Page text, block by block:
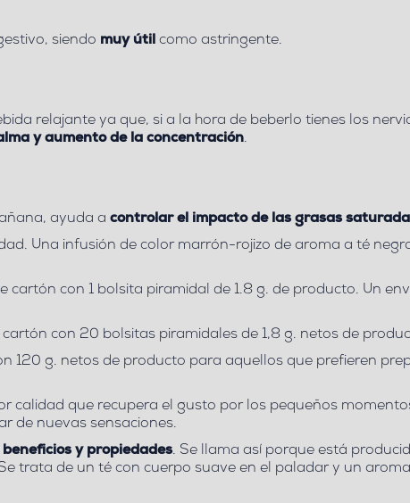
siendo muy útil como astringente.
relajante ya que, si a la hora de beberlo tienes los
y aumento de la concentración.
ayuda a controlar el impacto de las grasas
Una infusión de color marrón-rojizo de aroma a té
cartón con 1 bolsita piramidal de 1.8 g. de producto. Un
cartón con 20 bolsitas piramidales de 1,8 g. netos de
120 g. netos de producto para aquellos que prefieren
calidad que recupera el gusto por los pequeños
de nuevas sensaciones.
beneficios y propiedades. Se llama así porque está
trata de un té con cuerpo suave en el paladar y un